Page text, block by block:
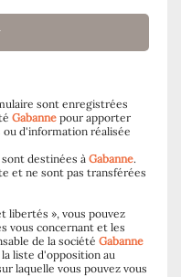
sont enregistrées
Gabanne pour apporter
ou d'information réalisée
sont destinées à Gabanne.
et ne sont pas transférées
libertés », vous pouvez
vous concernant et les
de la société Gabanne
liste d'opposition au
laquelle vous pouvez vous